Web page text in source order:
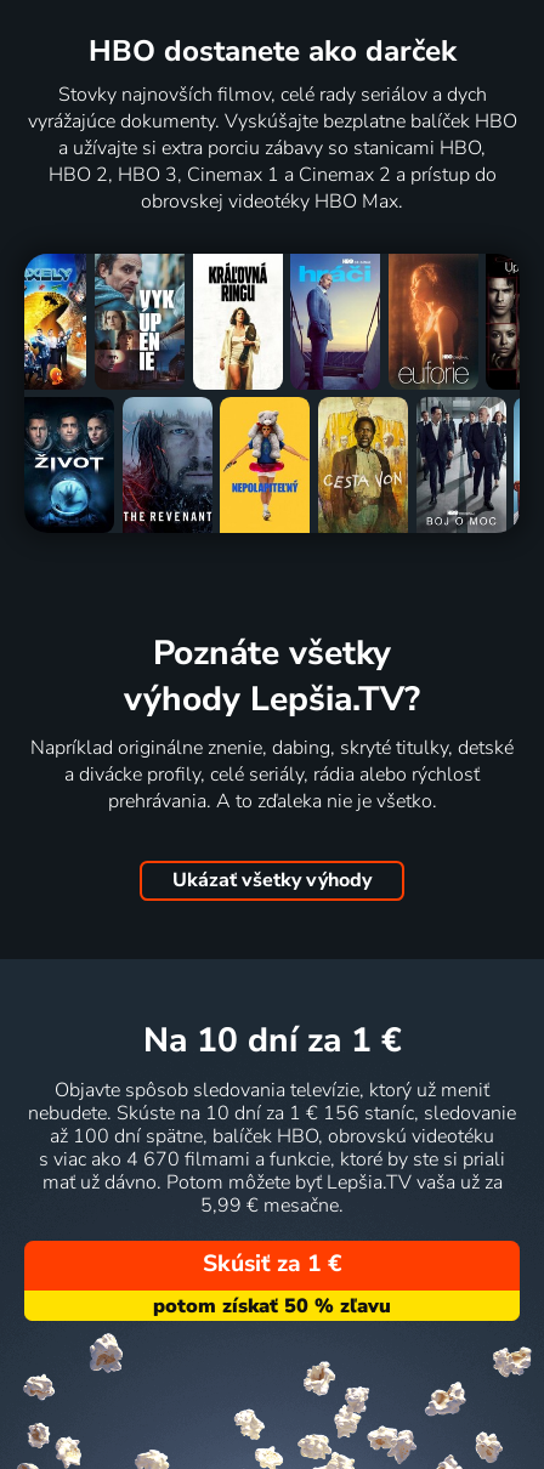
HBO dostanete ako darček
Stovky najnovších filmov, celé rady seriálov a dych
vyrážajúce dokumenty. Vyskúšajte bezplatne balíček HBO
a užívajte si extra porciu zábavy so stanicami HBO,
HBO 2, HBO 3, Cinemax 1 a Cinemax 2 a prístup do
obrovskej videotéky HBO Max.
Poznáte všetky
výhody Lepšia.TV?
Napríklad originálne znenie, dabing, skryté titulky, detské
a divácke profily, celé seriály, rádia alebo rýchlosť
prehrávania. A to zďaleka nie je všetko.
Ukázať všetky výhody
na 10 dní za 1 €
Objavte spôsob sledovania televízie, ktorý už meniť
nebudete. Skúste na 10 dní za 1 € 156 staníc, sledovanie
až 100 dní spätne, balíček HBO, obrovskú videotéku
s viac ako 4 670 filmami a funkcie, ktoré by ste si priali
mať už dávno. Potom môžete byť Lepšia.TV vaša už za
5,99 € mesačne.
Skúsiť za 1 €